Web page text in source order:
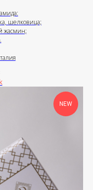
шелковица;
жасмин;
NEW